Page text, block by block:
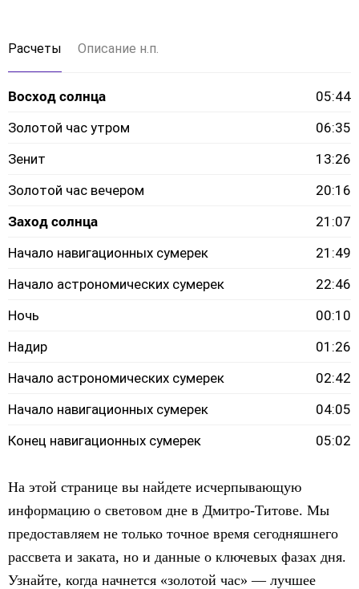
Расчеты Описание н.п.
Восход солнца
05:44
Золотой час утром
06:35
Зенит
13:26
Золотой час вечером
20:16
Заход солнца
21:07
Начало навигационных сумерек
21:49
Начало астрономических сумерек
22:46
Ночь
00:10
Надир
01:26
Начало астрономических сумерек
02:42
Начало навигационных сумерек
04:05
Конец навигационных сумерек
05:02
На этой странице вы найдете исчерпывающую
информацию о световом дне в Дмитро-Титове. Мы
предоставляем не только точное время сегодняшнего
рассвета и заката, но и данные о ключевых фазах дня.
Узнайте, когда начнется «золотой час» — лучшее